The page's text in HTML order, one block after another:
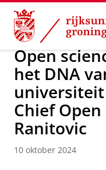
Skip
Content
Skip
Navigation
Onderzoek Open
Open
het DNA
Chief Open
Ranitovic
10 oktober 2024